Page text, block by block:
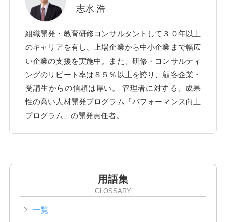
志水 浩
組織開発・教育研修コンサルタントして３０年以上
のキャリアを有し、上場企業から中小企業まで幅広
い企業の支援を実施中。また、研修・コンサルティ
ングのリピート率は８５％以上を誇り、顧客企業・
受講生からの信頼は厚い。 管理者に対する、成果
性の高い人材開発プログラム「パフォーマンス向上
プログラム」の開発責任者。
用語集
GLOSSARY
一覧